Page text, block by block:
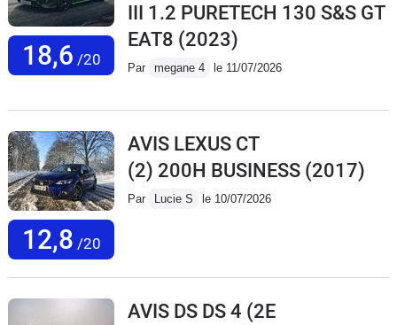
18,6 /20
III 1.2 PURETECH 130 S&S GT
EAT8 (2023)
Par megane 4 le 11/07/2026
12,8 /20
AVIS LEXUS CT
(2) 200H BUSINESS (2017)
Par Lucie S le 10/07/2026
AVIS DS DS 4 (2E